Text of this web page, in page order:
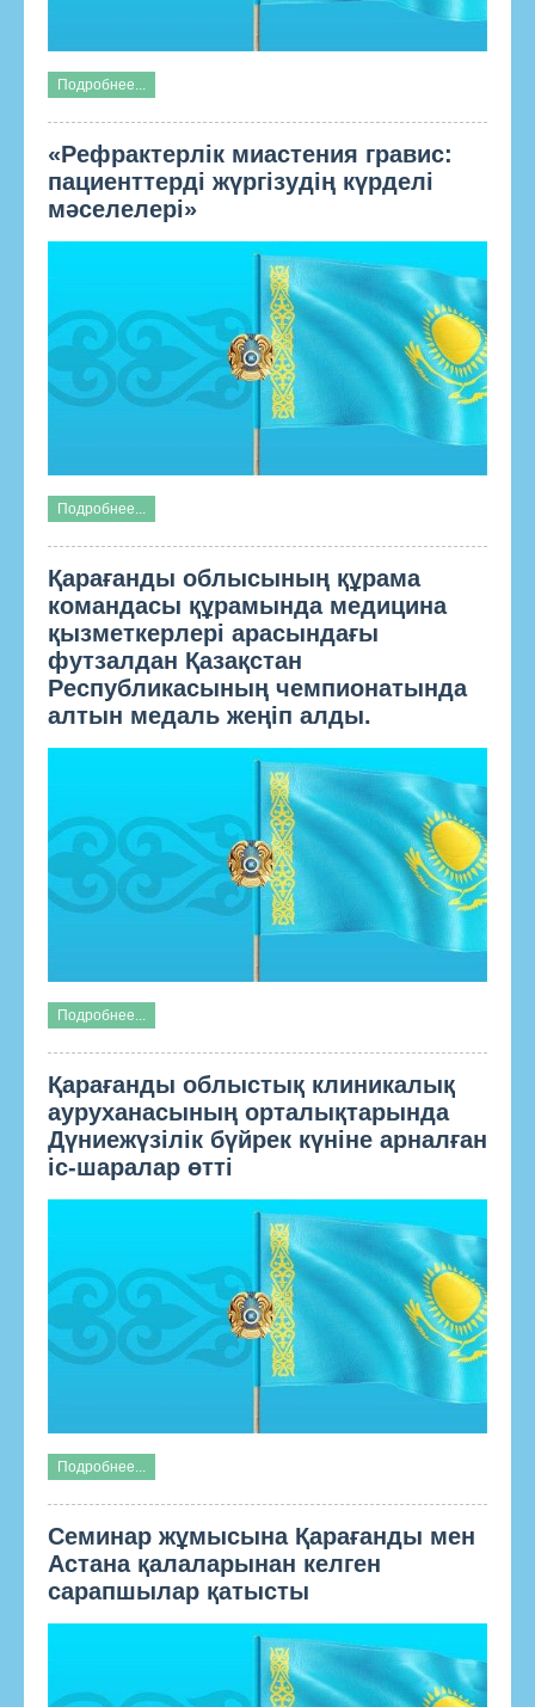
Подробнее...
«Рефрактерлік миастения гравис:
пациенттерді жүргізудің күрделі
мәселелері»
Подробнее...
Қарағанды облысының құрама
командасы құрамында медицина
қызметкерлері арасындағы
футзалдан Қазақстан
Республикасының чемпионатында
алтын медаль жеңіп алды.
Подробнее...
Қарағанды облыстық клиникалық
ауруханасының орталықтарында
Дүниежүзілік бүйрек күніне арналған
іс-шаралар өтті
Подробнее...
Семинар жұмысына Қарағанды мен
Астана қалаларынан келген
сарапшылар қатысты